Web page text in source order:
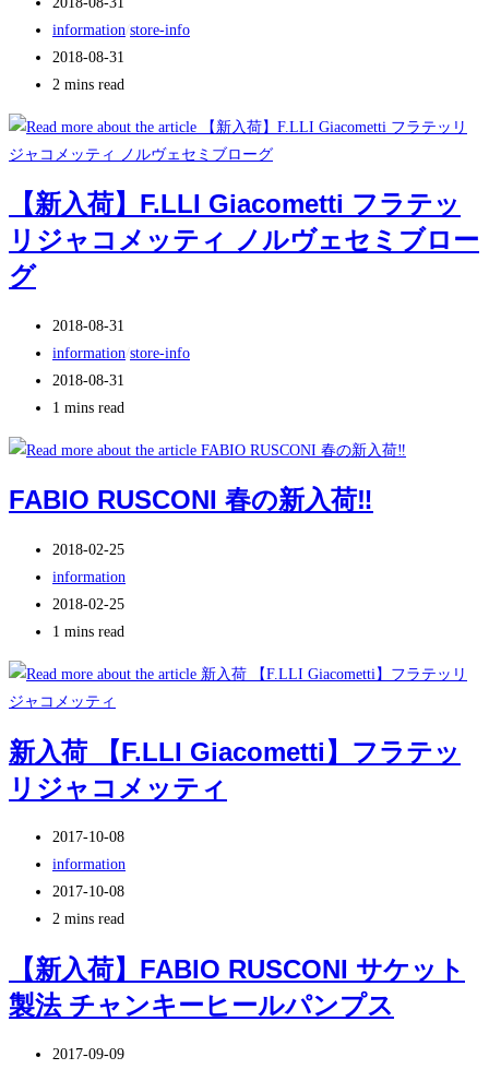
日:
稿
公
開
投
稿
カ
ゴ
リ
ー:
information store-info
投
稿
最
終
変
更
日:
2018-08-31
Reading
2 mins read
【新入荷】F.LLI Giacometti フラテッ
リジャコメッティ ノルヴェセミブロー
グ
投
稿
公
開
2018-08-31
投
稿
カ
ゴ
リ
ー:
information store-info
投
稿
最
終
変
更
日:
2018-08-31
Reading
1 mins read
FABIO RUSCONI 春の新入荷‼
投
稿
公
開
2018-02-25
投
稿
カ
ゴ
リ
ー:
information
投
稿
最
終
変
更
日:
2018-02-25
Reading
1 mins read
新入荷 【F.LLI Giacometti】フラテッ
リジャコメッティ
投
稿
公
開
2017-10-08
投
稿
カ
ゴ
リ
information
投
稿
最
終
更
2017-10-08
Reading
2 mins read
【新入荷】FABIO RUSCONI サケット
製法 チャンキーヒールパンプス
投
2017-09-09